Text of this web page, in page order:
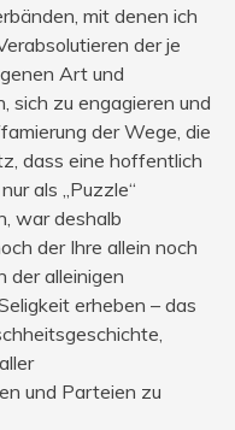
mit denen ich
der je
Art und
sich zu engagieren und
der Wege, die
dass eine hoffentlich
als „Puzzle“
war deshalb
der Ihre allein noch
der alleinigen
erheben – das
und Parteien zu